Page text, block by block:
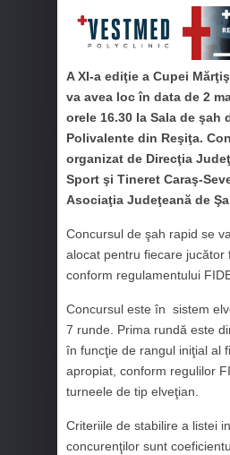
A XI-a ediţie a Cupei
va avea loc în data de 2
orele 16.30 la Sala de şah
Polivalente din Reşiţa.
organizat de Direcţia
Sport şi Tineret Caraş-
Asociaţia Judeţeană de
Concursul de şah rapid se
alocat pentru fiecare
conform regulamentului
Concursul este în sistem
7 runde. Prima rundă este
în funcţie de rangul iniţial al
apropiat, conform regulilor
turneele de tip elveţian.
Criteriile de stabilire a listei
concurenţilor sunt